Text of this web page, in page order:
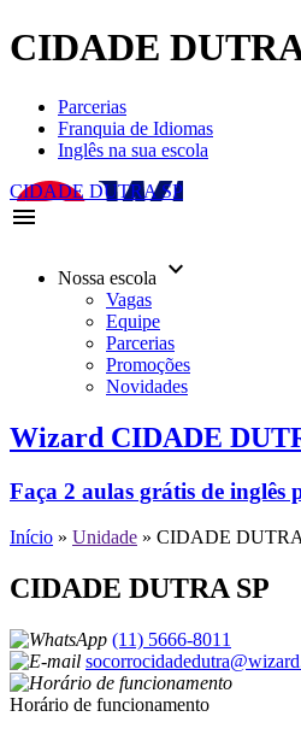
CIDADE
Parcerias
Franquia de Idiomas
Inglês na sua escola
CIDADE DUTRA SP
menu
Nossa escola keyboard_arrow_down
Vagas
Equipe
Parcerias
Promoções
Novidades
Wizard CIDADE
Faça 2 aulas grátis de inglês
Início » Unidade » CIDADE
CIDADE DUTRA SP
(11) 5666-8011
Horário de funcionamento